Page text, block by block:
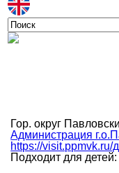
Гор. округ
Администрация
https://visit.ppmvk.ru/
Подходит для